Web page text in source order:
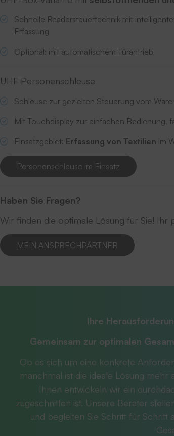
Schnelle Readersteuertechnik mit
Erfassung
Optional: mit automatischem Türantrieb
UHF Personenschleuse
Schleuse zur gezielten Steuerung vom
Mit Touchdisplay zur einfachen Bedienung,
Einsatzgebiet: Erfassung von Textilien im
Personenschleuse im Einsatz
Haben Sie Fragen?
Wir finden die optimale Lösung für Sie!
MEIN ANSPRECHPARTNER
Ihre
Gemeinsam zur optimalen
Ob es sich um eine konkrete
manchmal ist die ideale Lösung mehr
Ihnen entwickeln wir ein
zugeschnitten ist. Unsere Berater
und begleiten Sie Schritt für